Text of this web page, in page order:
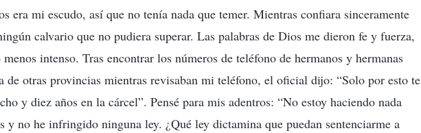
era mi escudo, así que no tenía nada que temer. Mientras confiara sinceramente
calvario que no pudiera superar. Las palabras de Dios me dieron fe y fuerza,
intenso. Tras encontrar los números de teléfono de hermanos y hermanas
de otras provincias mientras revisaban mi teléfono, el oficial dijo: “Solo por esto te
y diez años en la cárcel”. Pensé para mis adentros: “No estoy haciendo nada
y no he infringido ninguna ley. ¿Qué ley dictamina que puedan sentenciarme a